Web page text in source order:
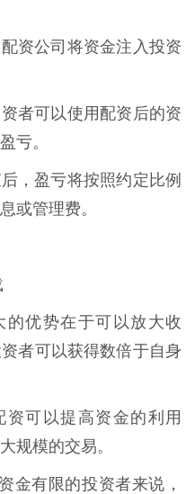
资公司将资金注入投资
者可以使用配资后的资
亏。
，盈亏将按照约定比例
或管理费。
优势在于可以放大收
者可以获得数倍于自身
可以提高资金的利用
规模的交易。
金有限的投资者来说，